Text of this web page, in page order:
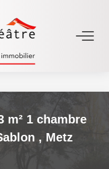
m² 1 chambre
, Metz